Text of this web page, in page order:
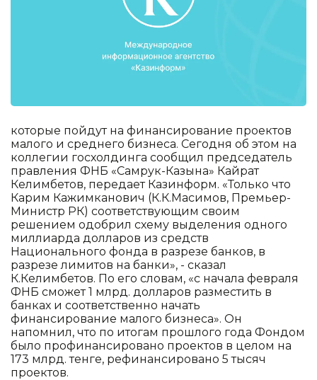
которые пойдут на финансирование проектов
малого и среднего бизнеса. Сегодня об этом на
коллегии госхолдинга сообщил председатель
правления ФНБ «Самрук-Казына» Кайрат
Келимбетов, передает Казинформ. «Только что
Карим Кажимканович (К.К.Масимов, Премьер-
Министр РК) соответствующим своим
решением одобрил схему выделения одного
миллиарда долларов из средств
Национального фонда в разрезе банков, в
разрезе лимитов на банки», - сказал
К.Келимбетов. По его словам, «с начала февраля
ФНБ сможет 1 млрд. долларов разместить в
банках и соответственно начать
финансирование малого бизнеса». Он
напомнил, что по итогам прошлого года Фондом
было профинансировано проектов в целом на
173 млрд. тенге, рефинансировано 5 тысяч
проектов.